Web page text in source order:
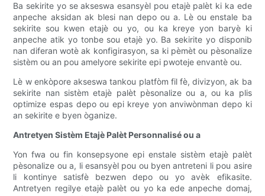
Ba sekirite yo se akseswa esansyèl pou etajè palèt ki ka ede
anpeche aksidan ak blesi nan depo ou a. Lè ou enstale ba
sekirite sou kwen etajè ou yo, ou ka kreye yon baryè ki
anpeche atik yo tonbe sou etajè yo. Ba sekirite yo disponib
nan diferan wotè ak konfigirasyon, sa ki pèmèt ou pèsonalize
sistèm ou an pou amelyore sekirite epi pwoteje envantè ou.
Lè w enkòpore akseswa tankou platfòm fil fè, divizyon, ak ba
sekirite nan sistèm etajè palèt pèsonalize ou a, ou ka plis
optimize espas depo ou epi kreye yon anviwònman depo ki
an sekirite e byen òganize.
Antretyen Sistèm Etajè Palèt Personnalisé ou a
Yon fwa ou fin konsepsyone epi enstale sistèm etajè palèt
pèsonalize ou a, li esansyèl pou ou byen antreteni li pou asire
li kontinye satisfè bezwen depo ou yo avèk efikasite.
Antretyen regilye etajè palèt ou yo ka ede anpeche domaj,